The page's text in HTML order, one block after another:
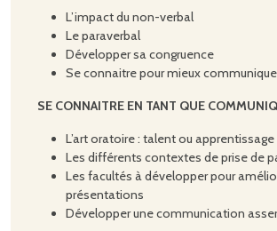
L’impact du non-verbal
Le paraverbal
Développer sa congruence
Se connaitre pour mieux
SE CONNAITRE EN TANT QUE
L’art oratoire : talent ou apprentissage
Les différents contextes de prise de
Les facultés à développer pour
présentations
Développer une communication